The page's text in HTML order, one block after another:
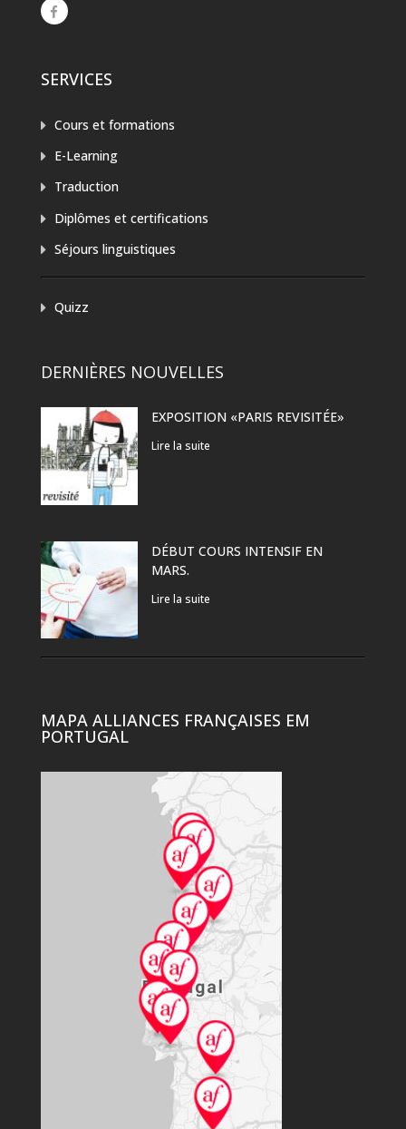
SERVICES
Cours et formations
E-Learning
Traduction
Diplômes et certifications
Séjours linguistiques
Quizz
DERNIÈRES NOUVELLES
EXPOSITION «PARIS REVISITÉE»
Lire la suite
DÉBUT COURS INTENSIF EN
MARS.
Lire la suite
MAPA ALLIANCES FRANÇAISES EM
PORTUGAL